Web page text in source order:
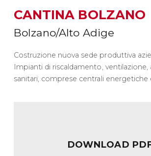
CANTINA BOLZANO
Bolzano/Alto Adige
Costruzione nuova sede produttiva
Impianti di riscaldamento, ventilazione,
sanitari, comprese centrali energetiche
DOWNLOAD